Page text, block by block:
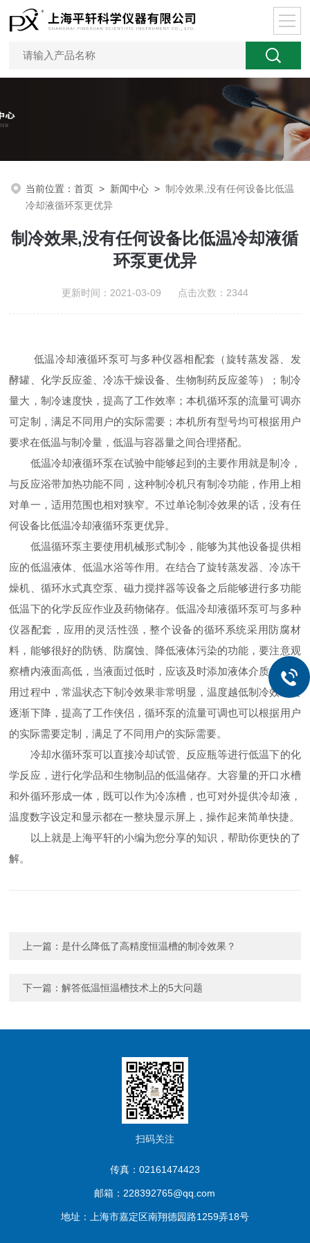
当前位置：首页 > 新闻中心 >制冷效果,没有任何设备比低温
冷却液循环泵更优异
制冷效果,没有任何设备比低温冷却液循
环泵更优异
更新时间：2021-03-09 点击次数：2344
低温冷却液循环泵可与多种仪器相配套（旋转蒸发器、发
酵罐、化学反应釜、冷冻干燥设备、生物制药反应釜等）；制冷
量大，制冷速度快，提高了工作效率；本机循环泵的流量可调亦
可定制，满足不同用户的实际需要；本机所有型号均可根据用户
要求在低温与制冷量，低温与容器量之间合理搭配。
低温冷却液循环泵在试验中能够起到的主要作用就是制冷，
与反应浴带加热功能不同，这种制冷机只有制冷功能，作用上相
对单一，适用范围也相对狭窄。不过单论制冷效果的话，没有任
何设备比低温冷却液循环泵更优异。
低温循环泵主要使用机械形式制冷，能够为其他设备提供相
应的低温液体、低温水浴等作用。在结合了旋转蒸发器、冷冻干
燥机、循环水式真空泵、磁力搅拌器等设备之后能够进行多功能
低温下的化学反应作业及药物储存。低温冷却液循环泵可与多种
仪器配套，应用的灵活性强，整个设备的循环系统采用防腐材
料，能够很好的防锈、防腐蚀、降低液体污染的功能，要注意观
察槽内液面高低，当液面过低时，应该及时添加液体介质。在使
用过程中，常温状态下制冷效果非常明显，温度越低制冷效果会
逐渐下降，提高了工作侠侣，循环泵的流量可调也可以根据用户
的实际需要定制，满足了不同用户的实际需要。
冷却水循环泵可以直接冷却试管、反应瓶等进行低温下的化
学反应，进行化学品和生物制品的低温储存。大容量的开口水槽
和外循环形成一体，既可以作为冷冻槽，也可对外提供冷却液，
温度数字设定和显示都在一整块显示屏上，操作起来简单快捷。
以上就是上海平轩的小编为您分享的知识，帮助你更快的了
解。
上一篇：是什么降低了高精度恒温槽的制冷效果？
下一篇：解答低温恒温槽技术上的5大问题
扫码关注
传真：02161474423
邮箱：228392765@qq.com
地址：上海市嘉定区南翔德园路1259弄18号